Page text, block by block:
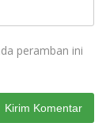
peramban ini